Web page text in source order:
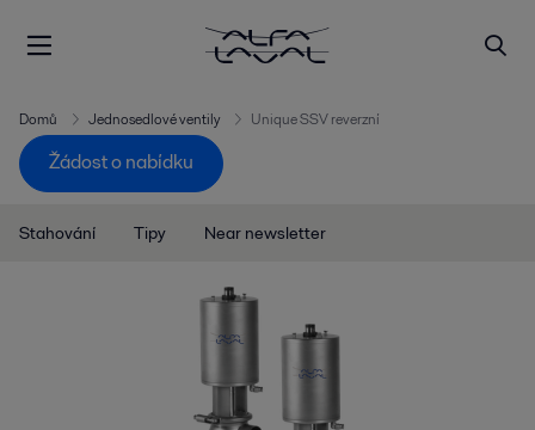
Domů Jednosedlové ventily Unique SSV reverzní
Žádost o nabídku
Stahování Tipy Near newsletter